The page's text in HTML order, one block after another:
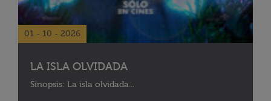
01 - 10 - 2026
LA ISLA OLVIDADA
Sinopsis: La isla olvidada...